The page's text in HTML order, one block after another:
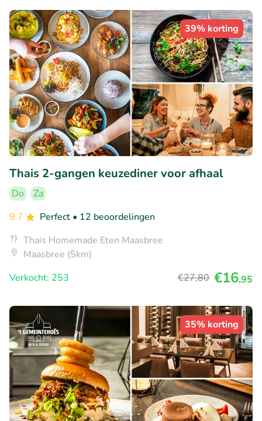
39% korting
Thais 2-gangen keuzediner voor afhaal
Do
Za
9.7
Perfect • 12 beoordelingen
Thais Homemade Eten Maasbree
Maasbree (5km)
Verkocht: 253
€27,80 €16,95
35% korting